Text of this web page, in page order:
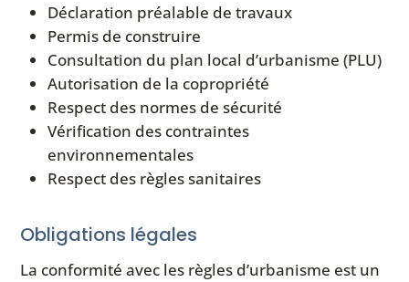
Déclaration préalable de travaux
Permis de construire
Consultation du plan local d’urbanisme (PLU)
Autorisation de la copropriété
Respect des normes de sécurité
Vérification des contraintes
environnementales
Respect des règles sanitaires
Obligations légales
La conformité avec les règles d’urbanisme est un